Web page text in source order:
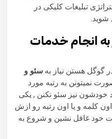
تبلیغات کلیکی در
شوید.
انجام خدمات
گوگل هستن نیاز به سئو و
نمیتونن به رتبه مورد
خودشون نیز سئو نکنن , یکی
کلمه و یا اون رتبه رو ازش
خود غافل نشین و شروع به